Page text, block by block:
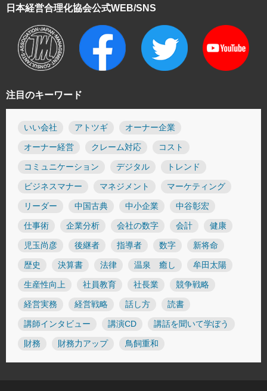
注目のキーワード
いい会社 アトツギ オーナー企業
オーナー経営 クレーム対応 コスト
コミュニケーション デジタル トレンド
ビジネスマナー マネジメント マーケティング
リーダー 中国古典 中小企業 中谷彰宏
仕事術 企業分析 会社の数字 会計 健康
児玉尚彦 後継者 指導者 数字 新将命
歴史 決算書 法律 温泉 癒し 牟田太陽
生産性向上 社員教育 社長業 競争戦略
経営実務 経営戦略 話し方 読書
講師インタビュー 講演CD 講話を聞いて学ぼう
財務 財務力アップ 鳥飼重和
日本経営合理化協会公式WEB/SNS